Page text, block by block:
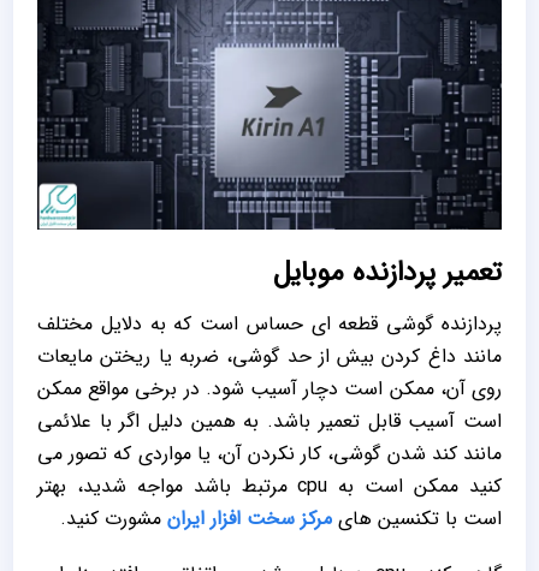
تعمیر پردازنده موبایل
پردازنده گوشی قطعه ای حساس است که به دلایل مختلف
مانند داغ کردن بیش از حد گوشی، ضربه یا ریختن مایعات
روی آن، ممکن است دچار آسیب شود. در برخی مواقع ممکن
است آسیب قابل تعمیر باشد. به همین دلیل اگر با علائمی
مانند کند شدن گوشی، کار نکردن آن، یا مواردی که تصور می
کنید ممکن است به cpu مرتبط باشد مواجه شدید، بهتر
است با تکنسین های مرکز سخت افزار ایران مشورت کنید.